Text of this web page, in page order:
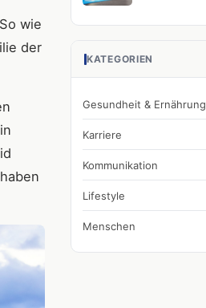
wie
der
KATEGORIEN
Gesundheit & Ernährung
Karriere
Kommunikation
Lifestyle
Menschen